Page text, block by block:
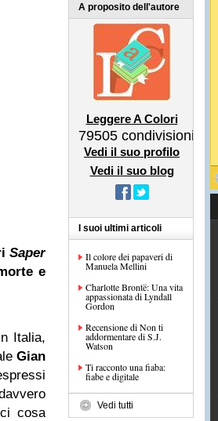
Saper
e
Italia,
Gian
cosa
A proposito dell'autore
Leggere A Colori
79505 condivisioni
Vedi il suo profilo
Vedi il suo blog
I suoi ultimi articoli
Il colore dei papaveri di
Manuela Mellini
Charlotte Brontë: Una vita
appassionata di Lyndall
Gordon
Recensione di Non ti
addormentare di S.J.
Watson
Ti racconto una fiaba:
fiabe e digitale
Vedi tutti